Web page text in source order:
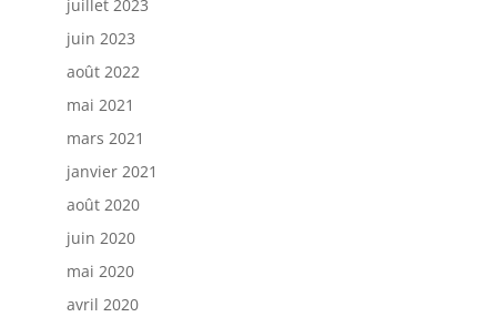
juillet 2023
juin 2023
août 2022
mai 2021
mars 2021
janvier 2021
août 2020
juin 2020
mai 2020
avril 2020